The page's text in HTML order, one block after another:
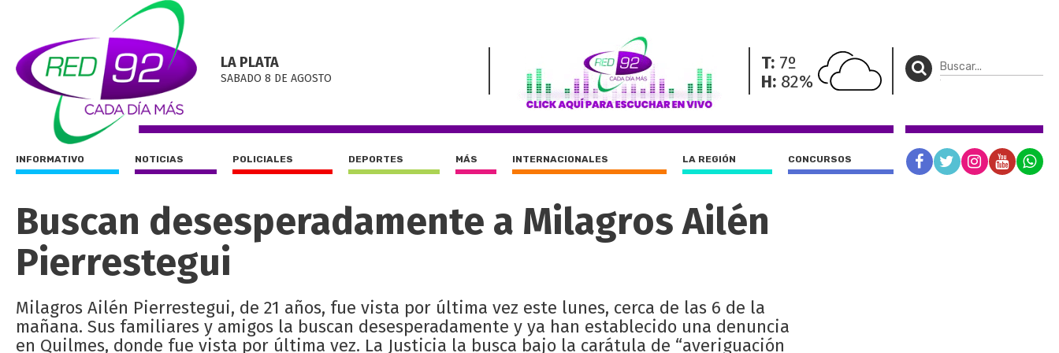
LA PLATA
SABADO 8 DE AGOSTO
T: 7º
H: 82%
INFORMATIVO NOTICIAS POLICIALES DEPORTES MÁS INTERNACIONALES LA REGIÓN CONCURSOS
Buscan desesperadamente a Milagros Ailén
Pierrestegui
Milagros Ailén Pierrestegui, de 21 años, fue vista por última vez este lunes, cerca de las 6 de la
mañana. Sus familiares y amigos la buscan desesperadamente y ya han establecido una denuncia
en Quilmes, donde fue vista por última vez. La Justicia la busca bajo la carátula de “averiguación